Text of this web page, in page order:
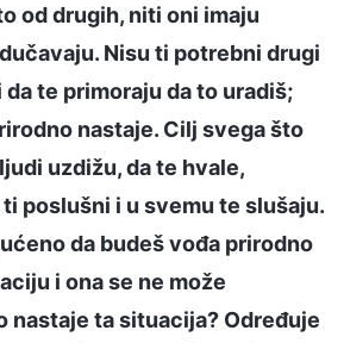
od drugih, niti oni imaju
Nisu ti potrebni drugi
te primoraju da to uradiš;
nastaje. Cilj svega što
uzdižu, da te hvale,
poslušni i u svemu te slušaju.
da budeš vođa prirodno
i ona se ne može
nastaje ta situacija? Određuje